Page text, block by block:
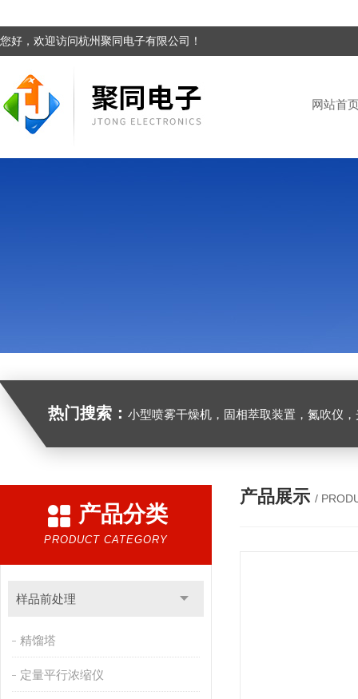
您好，欢迎访问杭州聚同电子有限公司！
网站首
热门搜索： 小型喷雾干燥机，固相萃取装置，氮吹仪，光化学反应仪，低温恒温槽，超声波细胞
产品分类
PRODUCT CATEGORY
样品前处理
精馏塔
定量平行浓缩仪
产品展示 /